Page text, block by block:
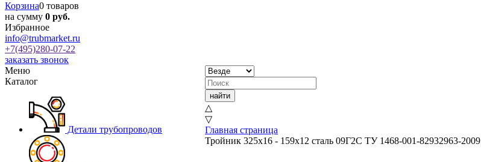
Корзина0 товаров
на сумму 0 руб.
Избранное
info@trubmarket.ru
+7(495)280-07-22
заказать звонок
Меню
Каталог
Детали трубопроводов
△
▽
Главная страница
Тройник 325х16 - 159х12 сталь 09Г2С ТУ 1468-001-82932963-2009